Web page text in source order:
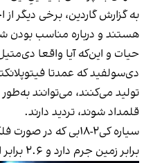
به گزارش گاردین، برخی دیگر
دی‌سولفید که عمدتا
تولید می‌کنند، می‌توانند
قلمداد شوند، تردید دارند.
برابر زمین جرم دارد و ۲.۶ برابر از آن بزرگ‌تر است.